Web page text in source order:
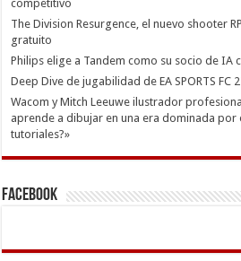
competitivo
The Division Resurgence, el nuevo shooter
gratuito
Philips elige a Tandem como su socio de IA
Deep Dive de jugabilidad de EA SPORTS FC
Wacom y Mitch Leeuwe ilustrador
aprende a dibujar en una era dominada
tutoriales?»
Facebook